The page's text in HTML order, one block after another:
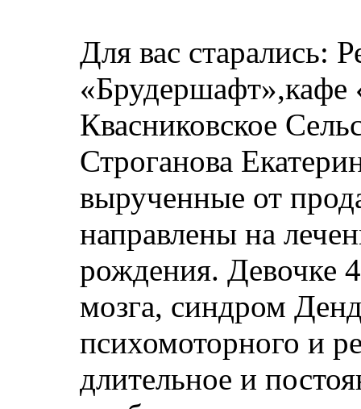
Для вас старались:
«Брудершафт»,кафе
Квасниковское
Строганова
вырученные от
направлены на
рождения. Девочке
мозга, синдром
психомоторного и
длительное и